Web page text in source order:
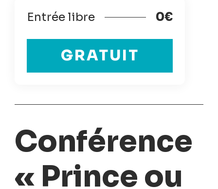
Entrée libre 0€
GRATUIT
Conférence
« Prince ou